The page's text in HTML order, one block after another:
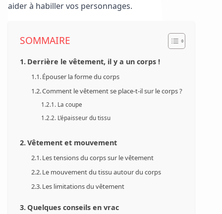
aider à habiller vos personnages.
SOMMAIRE
Derrière le vêtement, il y a un corps !
Épouser la forme du corps
Comment le vêtement se place-t-il sur le corps ?
La coupe
L’épaisseur du tissu
Vêtement et mouvement
Les tensions du corps sur le vêtement
Le mouvement du tissu autour du corps
Les limitations du vêtement
Quelques conseils en vrac